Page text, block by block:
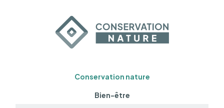
Conservation nature
Bien-être